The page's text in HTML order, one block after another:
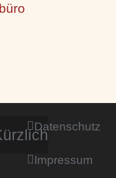
Datenschutz
Impressum